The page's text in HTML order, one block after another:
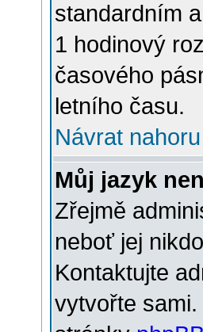
standardním
1 hodinový
časového
letního času.
Návrat nahoru
Můj jazyk
Zřejmě
neboť jej
Kontaktujte
vytvořte